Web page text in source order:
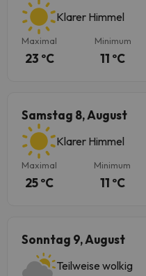
Klarer Himmel
Maximal
23 ºC
Minimum
11 ºC
Samstag 8, August
Klarer Himmel
Maximal
25 ºC
Minimum
11 ºC
Sonntag 9, August
Teilweise wolkig